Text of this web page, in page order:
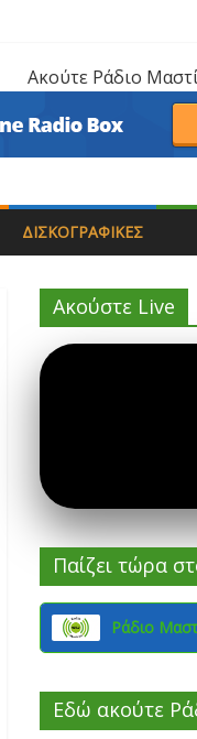
Ακούτε Ράδιο
ΔΙΣΚΟΓΡΑΦΙΚΈΣ
Ακούστε Live
Παίζει τώρα
Ράδιο
Εδώ ακούτε